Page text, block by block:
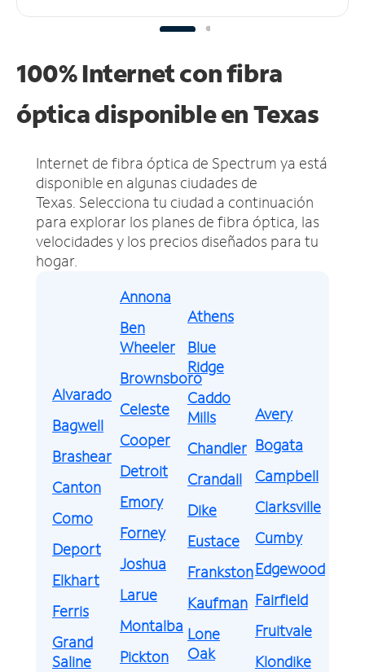
100% Internet con fibra
óptica disponible en Texas
Internet de fibra óptica de Spectrum ya está
disponible en algunas ciudades de
Texas. Selecciona tu ciudad a continuación
para explorar los planes de fibra óptica, las
velocidades y los precios diseñados para tu
hogar.
Alvarado
Bagwell
Brashear
Canton
Como
Deport
Elkhart
Ferris
Grand
Saline
Annona
Ben
Wheeler
Brownsboro
Celeste
Cooper
Detroit
Emory
Forney
Joshua
Larue
Montalba
Pickton
Athens
Blue
Ridge
Caddo
Mills
Chandler
Crandall
Dike
Eustace
Frankston
Kaufman
Lone
Oak
Avery
Bogata
Campbell
Clarksville
Cumby
Edgewood
Fairfield
Fruitvale
Klondike